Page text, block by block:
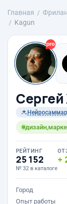
Главная
Kagun
РЕЙТИНГ
25 152
№ 32 в каталоге
Город
Опыт работы